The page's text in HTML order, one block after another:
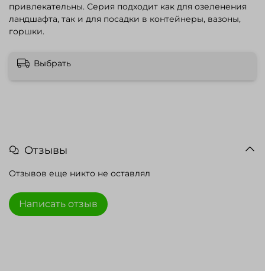
привлекательны. Серия подходит как для озеленения
ландшафта, так и для посадки в контейнеры, вазоны,
горшки.
Выбрать
Отзывы
Отзывов еще никто не оставлял
Написать отзыв